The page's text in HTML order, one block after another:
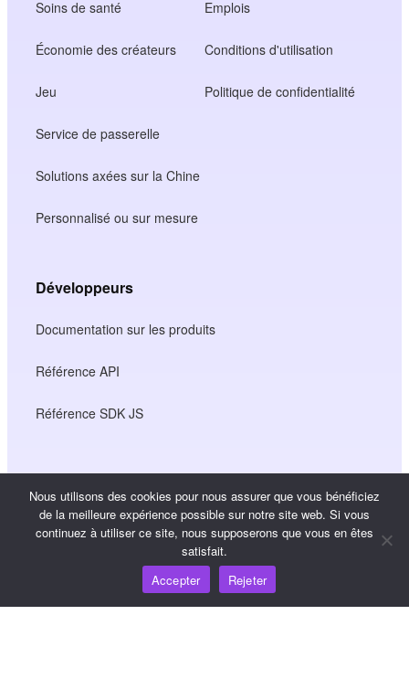
Soins de santé
Économie des créateurs
Jeu
Service de passerelle
Solutions axées sur la Chine
Personnalisé ou sur mesure
Emplois
Conditions d'utilisation
Politique de confidentialité
Développeurs
Documentation sur les produits
Référence API
Référence SDK JS
Carrefour de connaissances
Nous utilisons des cookies pour nous assurer que vous bénéficiez
de la meilleure expérience possible sur notre site web. Si vous
continuez à utiliser ce site, nous supposerons que vous en êtes
satisfait.
Accepter
Rejeter